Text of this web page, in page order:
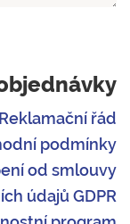
Reklamační řád
podmínky
od smlouvy
údajů GDPR